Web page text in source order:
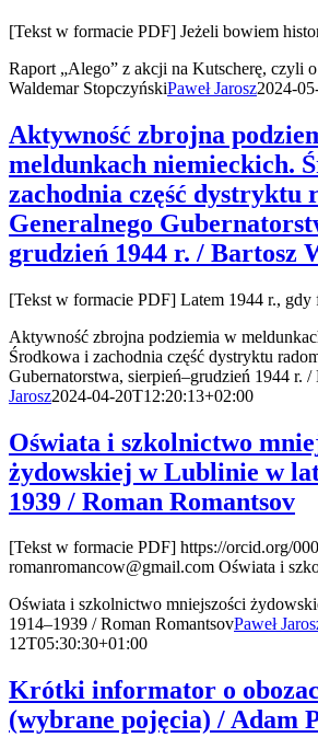
[Tekst w formacie PDF] Jeżeli bowiem
Raport „Alego” z akcji na Kutscherę, czyli
Waldemar StopczyńskiPaweł Jarosz2024-
Aktywność zbrojna
meldunkach niemieckich.
zachodnia część dystryktu
Generalnego
grudzień 1944 r. / Bartosz
[Tekst w formacie PDF] Latem 1944 r.,
Aktywność zbrojna podziemia w
Środkowa i zachodnia część dystryktu
Gubernatorstwa, sierpień–grudzień 1944 r.
Jarosz2024-04-20T12:20:13+02:00
Oświata i szkolnictwo
żydowskiej w Lublinie w
1939 / Roman Romantsov
[Tekst w formacie PDF] https://orcid.org/
romanromancow@gmail.com Oświata i
Oświata i szkolnictwo mniejszości
1914–1939 / Roman RomantsovPaweł
12T05:30:30+01:00
Krótki informator o
(wybrane pojęcia) / Adam